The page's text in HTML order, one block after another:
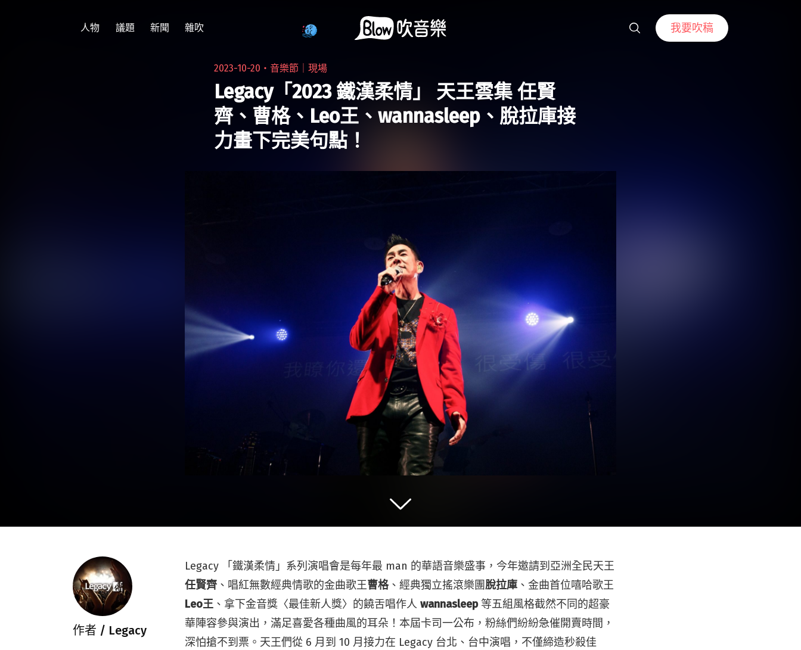
人物 議題 新聞 雜吹 我要吹稿
2023-10-20・音樂節｜現場
Legacy「2023 鐵漢柔情」 天王雲集 任賢
齊、曹格、Leo王、wannasleep、脫拉庫接
力畫下完美句點！
Legacy 「鐵漢柔情」系列演唱會是每年最 man 的華語音樂盛事，今年邀請到亞洲全民天王
任賢齊 、唱紅無數經典情歌的金曲歌王曹格、經典獨立搖滾樂團脫拉庫 、金曲首位嘻哈歌王
Leo王 、拿下金音獎〈最佳新人獎〉的饒舌唱作人wannasleep 等五組風格截然不同的超豪
華陣容參與演出，滿足喜愛各種曲風的耳朵！本屆卡司一公布，粉絲們紛紛急催開賣時間，
深怕搶不到票。天王們從 6 月到 10 月接力在 Legacy 台北、台中演唱，不僅締造秒殺佳
作者 / Legacy